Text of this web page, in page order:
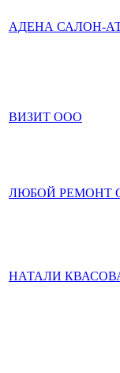
АДЕНА САЛОН-
ВИЗИТ ООО
ЛЮБОЙ РЕМОНТ
НАТАЛИ